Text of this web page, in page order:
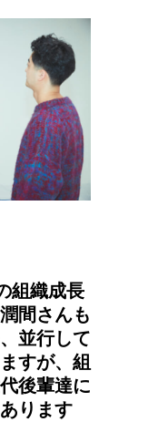
組織成長
間さんも
並行して
すが、組
後輩達に
ります